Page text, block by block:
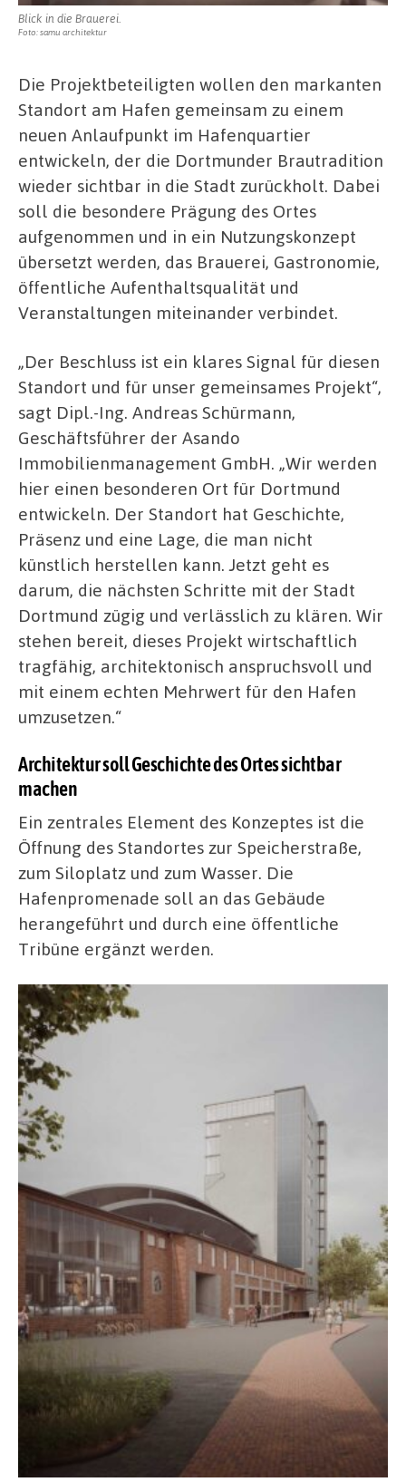
Blick in die Brauerei.
Foto: samu architektur
Die Projektbeteiligten wollen den markanten
Standort am Hafen gemeinsam zu einem
neuen Anlaufpunkt im Hafenquartier
entwickeln, der die Dortmunder Brautradition
wieder sichtbar in die Stadt zurückholt. Dabei
soll die besondere Prägung des Ortes
aufgenommen und in ein Nutzungskonzept
übersetzt werden, das Brauerei, Gastronomie,
öffentliche Aufenthaltsqualität und
Veranstaltungen miteinander verbindet.
„Der Beschluss ist ein klares Signal für diesen
Standort und für unser gemeinsames Projekt“,
sagt Dipl.-Ing. Andreas Schürmann,
Geschäftsführer der Asando
Immobilienmanagement GmbH. „Wir werden
hier einen besonderen Ort für Dortmund
entwickeln. Der Standort hat Geschichte,
Präsenz und eine Lage, die man nicht
künstlich herstellen kann. Jetzt geht es
darum, die nächsten Schritte mit der Stadt
Dortmund zügig und verlässlich zu klären. Wir
stehen bereit, dieses Projekt wirtschaftlich
tragfähig, architektonisch anspruchsvoll und
mit einem echten Mehrwert für den Hafen
umzusetzen.“
Architektur soll Geschichte des Ortes sichtbar
machen
Ein zentrales Element des Konzeptes ist die
Öffnung des Standortes zur Speicherstraße,
zum Siloplatz und zum Wasser. Die
Hafenpromenade soll an das Gebäude
herangeführt und durch eine öffentliche
Tribüne ergänzt werden.